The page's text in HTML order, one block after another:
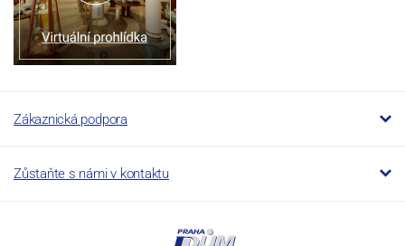
Zákaznická podpora
Zůstaňte s námi v kontaktu